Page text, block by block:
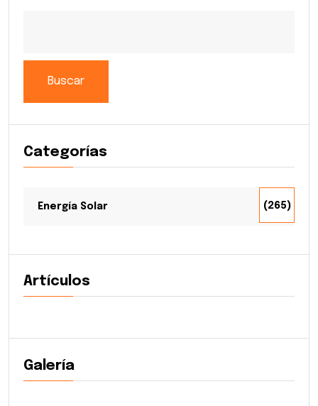
Buscar
Categorías
Energía Solar (265)
Artículos
Galería